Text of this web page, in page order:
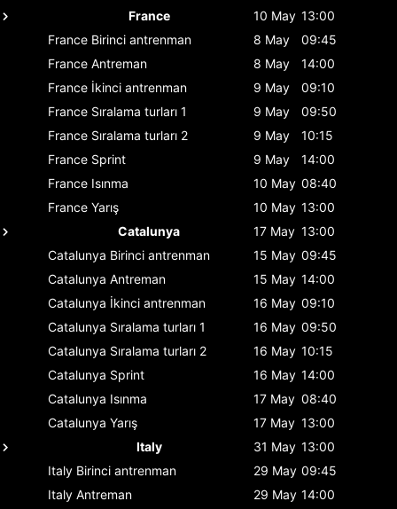
France
10 May 13:00
France Birinci antrenman 8 May
09:45
France Antreman 8 May
14:00
France İkinci antrenman 9 May
09:10
France Sıralama turları 1 9 May
09:50
France Sıralama turları 2 9 May
10:15
France Sprint 9 May
14:00
France Isınma 10 May 08:40
France Yarış 10 May 13:00
Catalunya
17 May 13:00
Catalunya Birinci antrenman 15 May 09:45
Catalunya Antreman 15 May 14:00
Catalunya İkinci antrenman 16 May 09:10
Catalunya Sıralama turları 1 16 May 09:50
Catalunya Sıralama turları 2 16 May 10:15
Catalunya Sprint 16 May 14:00
Catalunya Isınma 17 May 08:40
Catalunya Yarış 17 May 13:00
Italy
31 May 13:00
Italy Birinci antrenman 29 May 09:45
Italy Antreman 29 May 14:00